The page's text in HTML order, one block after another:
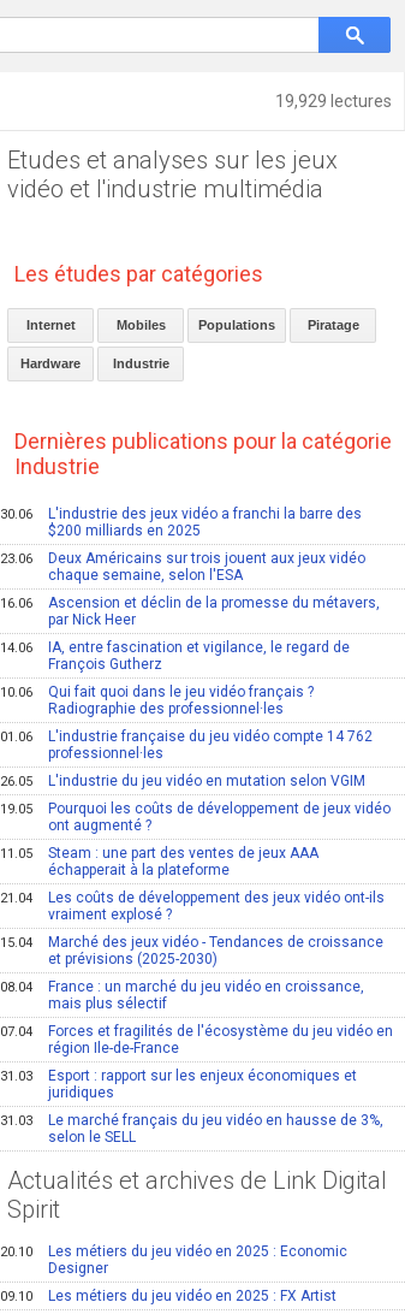
19,929 lectures
Etudes et analyses sur les jeux
vidéo et l'industrie multimédia
Les études par catégories
Internet Mobiles Populations Piratage
Hardware Industrie
Dernières publications pour la catégorie
Industrie
30.06
L'industrie des jeux vidéo a franchi la barre des
$200 milliards en 2025
23.06
Deux Américains sur trois jouent aux jeux vidéo
chaque semaine, selon l'ESA
16.06
Ascension et déclin de la promesse du métavers,
par Nick Heer
14.06
IA, entre fascination et vigilance, le regard de
François Gutherz
10.06
Qui fait quoi dans le jeu vidéo français ?
Radiographie des professionnel·les
01.06
L'industrie française du jeu vidéo compte 14 762
professionnel·les
26.05 L'industrie du jeu vidéo en mutation selon VGIM
19.05
Pourquoi les coûts de développement de jeux vidéo
ont augmenté ?
11.05
Steam : une part des ventes de jeux AAA
échapperait à la plateforme
21.04
Les coûts de développement des jeux vidéo ont-ils
vraiment explosé ?
15.04
Marché des jeux vidéo - Tendances de croissance
et prévisions (2025-2030)
08.04
France : un marché du jeu vidéo en croissance,
mais plus sélectif
07.04
Forces et fragilités de l'écosystème du jeu vidéo en
région Ile-de-France
31.03
Esport : rapport sur les enjeux économiques et
juridiques
31.03
Le marché français du jeu vidéo en hausse de 3%,
selon le SELL
Actualités et archives de Link Digital
Spirit
20.10
Les métiers du jeu vidéo en 2025 : Economic
Designer
09.10 Les métiers du jeu vidéo en 2025 : FX Artist